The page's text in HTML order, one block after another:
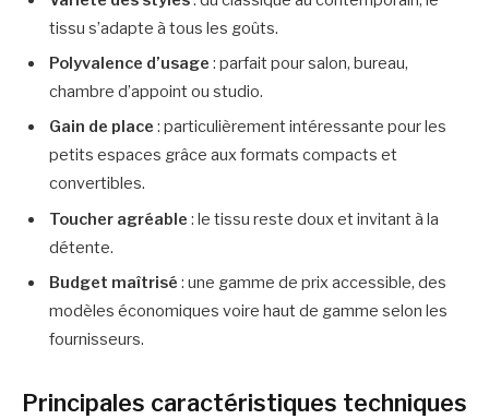
tissu s’adapte à tous les goûts.
Polyvalence d’usage : parfait pour salon, bureau,
chambre d’appoint ou studio.
Gain de place : particulièrement intéressante pour les
petits espaces grâce aux formats compacts et
convertibles.
Toucher agréable : le tissu reste doux et invitant à la
détente.
Budget maîtrisé : une gamme de prix accessible, des
modèles économiques voire haut de gamme selon les
fournisseurs.
Principales caractéristiques techniques